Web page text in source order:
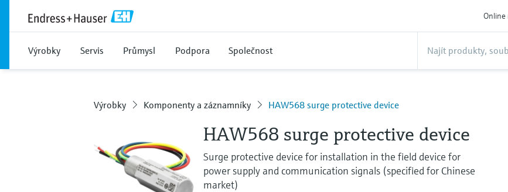
Výrobky Servis Průmysl Podpora Společnost
Výrobky Komponenty a záznamníky HAW568 surge protective device
HAW568 surge protective device
Surge protective device for installation in the field device for
power supply and communication signals (specified for Chinese
market)